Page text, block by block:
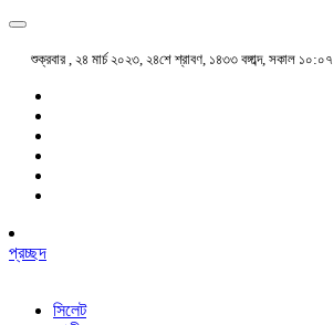
শুক্রবার , ২৪ মার্চ ২০২৩, ২৪শে শ্রাবণ, ১৪৩৩ বঙ্গাব্দ, সকাল ১০:০৭
প্রচ্ছদ
সিলেট